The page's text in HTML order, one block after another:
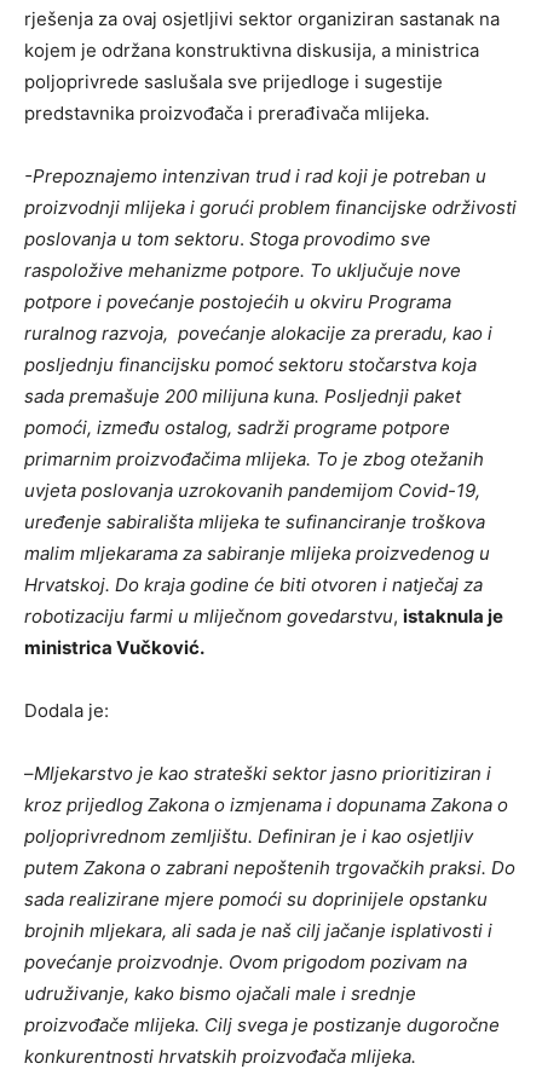
rješenja za ovaj osjetljivi sektor organiziran sastanak na
kojem je održana konstruktivna diskusija, a ministrica
poljoprivrede saslušala sve prijedloge i sugestije
predstavnika proizvođača i prerađivača mlijeka.
-Prepoznajemo intenzivan trud i rad koji je potreban u
proizvodnji mlijeka i gorući problem financijske održivosti
poslovanja u tom sektoru. Stoga provodimo sve
raspoložive mehanizme potpore. To uključuje nove
potpore i povećanje postojećih u okviru Programa
ruralnog razvoja, povećanje alokacije za preradu, kao i
posljednju financijsku pomoć sektoru stočarstva koja
sada premašuje 200 milijuna kuna. Posljednji paket
pomoći, između ostalog, sadrži programe potpore
primarnim proizvođačima mlijeka. To je zbog otežanih
uvjeta poslovanja uzrokovanih pandemijom Covid-19,
uređenje sabirališta mlijeka te sufinanciranje troškova
malim mljekarama za sabiranje mlijeka proizvedenog u
Hrvatskoj. Do kraja godine će biti otvoren i natječaj za
robotizaciju farmi u mliječnom govedarstvu, istaknula je
ministrica Vučković.
Dodala je:
–Mljekarstvo je kao strateški sektor jasno prioritiziran i
kroz prijedlog Zakona o izmjenama i dopunama Zakona o
poljoprivrednom zemljištu. Definiran je i kao osjetljiv
putem Zakona o zabrani nepoštenih trgovačkih praksi. Do
sada realizirane mjere pomoći su doprinijele opstanku
brojnih mljekara, ali sada je naš cilj jačanje isplativosti i
povećanje proizvodnje. Ovom prigodom pozivam na
udruživanje, kako bismo ojačali male i srednje
proizvođače mlijeka. Cilj svega je postizanje dugoročne
konkurentnosti hrvatskih proizvođača mlijeka.